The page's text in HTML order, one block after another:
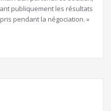
publiquement les résultats
pendant la négociation. »